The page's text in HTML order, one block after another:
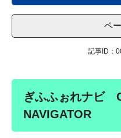
ペ
記事ID：
ぎふふぉれナビ
NAVIGATOR